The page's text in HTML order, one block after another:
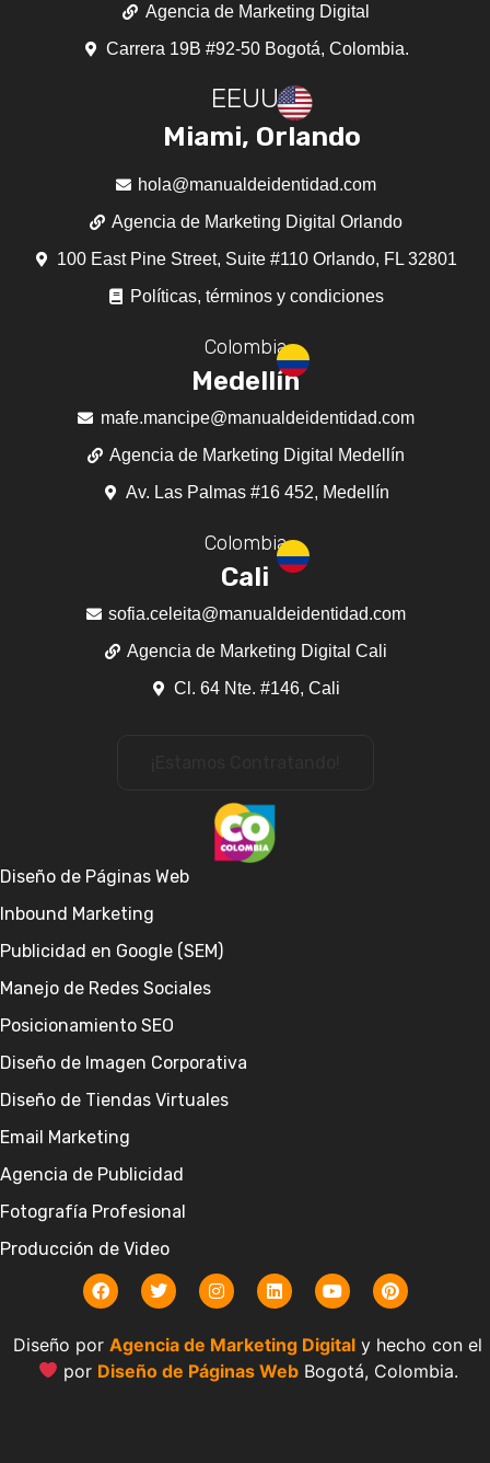
Diseño de Páginas Web
Inbound Marketing
Publicidad en Google (SEM)
Manejo de Redes Sociales
Posicionamiento SEO
Diseño de Imagen Corporativa
Diseño de Tiendas Virtuales
Email Marketing
Agencia de Publicidad
Fotografía Profesional
Producción de Video
Agencia de Marketing Digital
Carrera 19B #92-50 Bogotá, Colombia.
EEUU
Miami, Orlando
hola@manualdeidentidad.com
Agencia de Marketing Digital Orlando
100 East Pine Street, Suite #110 Orlando, FL 32801
Políticas, términos y condiciones
Colombia
Medellín
mafe.mancipe@manualdeidentidad.com
Agencia de Marketing Digital Medellín
Av. Las Palmas #16 452, Medellín
Colombia
Cali
sofia.celeita@manualdeidentidad.com
Agencia de Marketing Digital Cali
Cl. 64 Nte. #146, Cali
Diseño por Agencia de Marketing Digital y hecho con el
por Diseño de Páginas WebBogotá, Colombia.